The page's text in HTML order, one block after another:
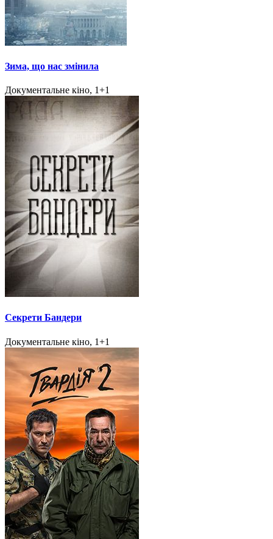
Зима, що нас змінила
Документальне кіно, 1+1
Секрети Бандери
Документальне кіно, 1+1